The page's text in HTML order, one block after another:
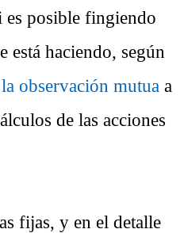
es posible fingiendo
está haciendo, según
observación mutua a
de las acciones
fijas, y en el detalle